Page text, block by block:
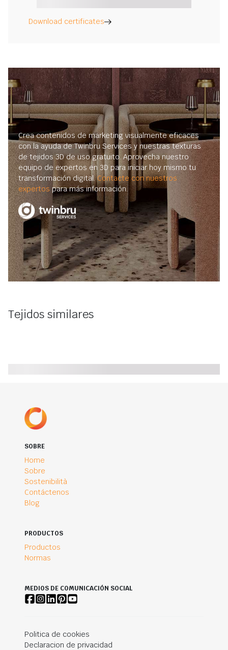
Download certificates
Crea contenidos de marketing visualmente eficaces
con la ayuda de Twinbru Services y nuestras texturas
de tejidos 3D de uso gratuito. Aprovecha nuestro
equipo de expertos en 3D para iniciar hoy mismo tu
transformación digital.Contacte con nuestros
expertos para más información.
Tejidos similares
SOBRE
Home
Sobre
Sostenibilità
Contáctenos
Blog
PRODUCTOS
Productos
Normas
MEDIOS DE COMUNICACIÓN SOCIAL
Politica de cookies
Declaracion de privacidad